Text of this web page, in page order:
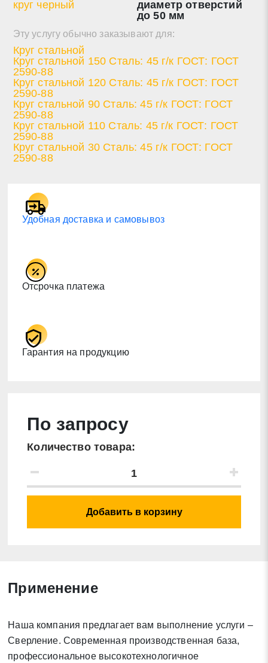
круг черный
диаметр отверстий
до 50 мм
Эту услугу обычно заказывают для:
Круг стальной
Круг стальной 150 Сталь: 45 г/к ГОСТ: ГОСТ
2590-88
Круг стальной 120 Сталь: 45 г/к ГОСТ: ГОСТ
2590-88
Круг стальной 90 Сталь: 45 г/к ГОСТ: ГОСТ
2590-88
Круг стальной 110 Сталь: 45 г/к ГОСТ: ГОСТ
2590-88
Круг стальной 30 Сталь: 45 г/к ГОСТ: ГОСТ
2590-88
Удобная доставка и самовывоз
Отсрочка платежа
Гарантия на продукцию
По запросу
Количество товара:
Добавить в корзину
Применение
Наша компания предлагает вам выполнение услуги –
Сверление. Современная производственная база,
профессиональное высокотехнологичное
Заявка на обратный звонок
также соглашаетесь на информационную рассылку по
средством e-mail или СМС